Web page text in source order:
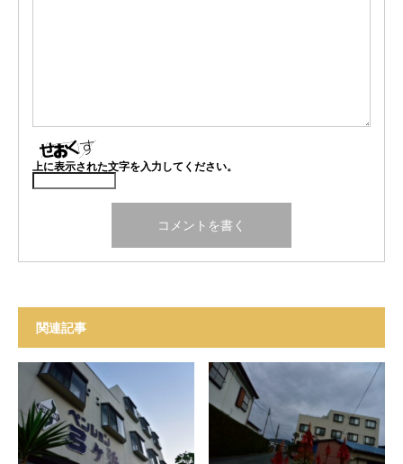
上に表示された文字を入力してください。
関連記事